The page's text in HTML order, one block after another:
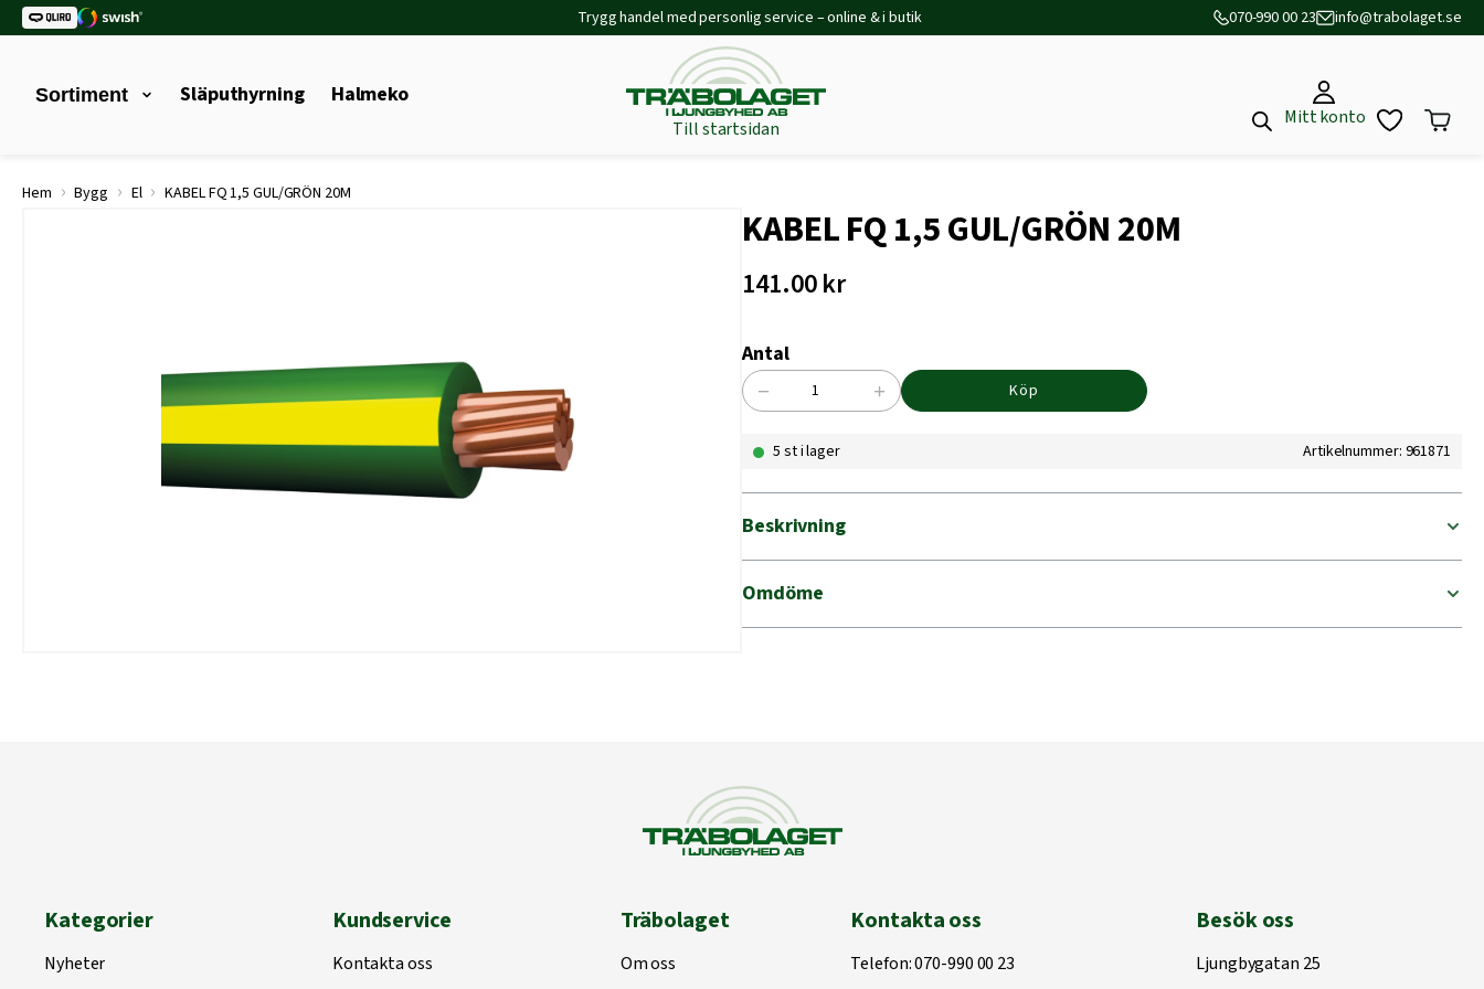
Trygg handel med personlig service – online & i butik 070-990 00 23 info@trabolaget.se
Sortiment Släputhyrning Halmeko
Till startsidan
Mitt konto
Hem › Bygg › El › KABEL FQ 1,5 GUL/GRÖN 20M
KABEL FQ 1,5 GUL/GRÖN 20M
141.00kr
Antal
KABEL
1,5
20M
mängd
− + Köp
5 st i lager Artikelnummer: 961871
Beskrivning
Omdöme
Kategorier
Nyheter
Kundservice
Kontakta oss
Träbolaget
Om oss
Kontakta oss
Telefon:070-990 00 23
Besök oss
Ljungbygatan 25